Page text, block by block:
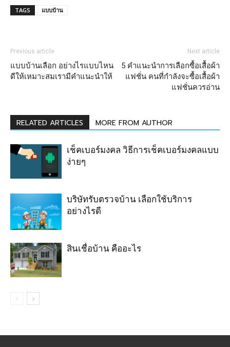
TAGS แบบบ้าน
Previous article
แบบบ้านเลือก อย่างไรแบบไหน
ดีให้เหมาะสมเรามีคำแนะนำให้
Next article
5 คำแนะนำการเลือกซื้อเสื้อผ้า
แฟชั่น คนที่กำลังจะซื้อเสื้อผ้า
แฟชั่นควรอ่าน
RELATED ARTICLES MORE FROM AUTHOR
เช็คเบอร์มงคล วิธีการเช็คเบอร์มงคลแบบ
ง่ายๆ
บริษัทรับตรวจบ้าน เลือกใช้บริการ
อย่างไรดี
สินเชื่อบ้าน คืออะไร